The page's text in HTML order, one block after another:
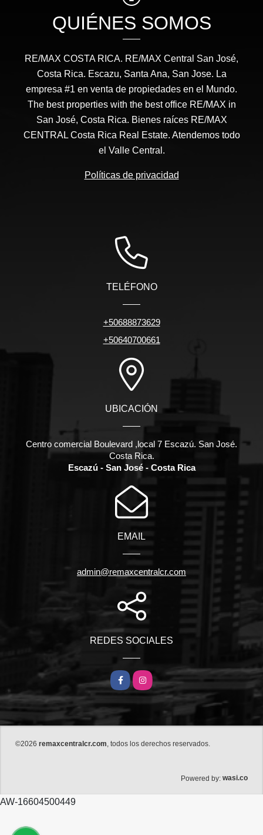
QUIÉNES SOMOS
RE/MAX COSTA RICA. RE/MAX Central San José,
Costa Rica. Escazu, Santa Ana, San Jose. La
empresa #1 en venta de propiedades en el Mundo.
The best properties with the best office RE/MAX in
San José, Costa Rica. Bienes raíces RE/MAX
CENTRAL Costa Rica Real Estate. Atendemos todo
el Valle Central.
Políticas de privacidad
TELÉFONO
+50688873629
+50640700661
UBICACIÓN
Centro comercial Boulevard ,local 7 Escazú. San José.
Costa Rica.
Escazú - San José - Costa Rica
EMAIL
admin@remaxcentralcr.com
REDES SOCIALES
FacebookInstagram
©2026 remaxcentralcr.com, todos los derechos reservados.
Powered by: wasi.co
AW-16604500449